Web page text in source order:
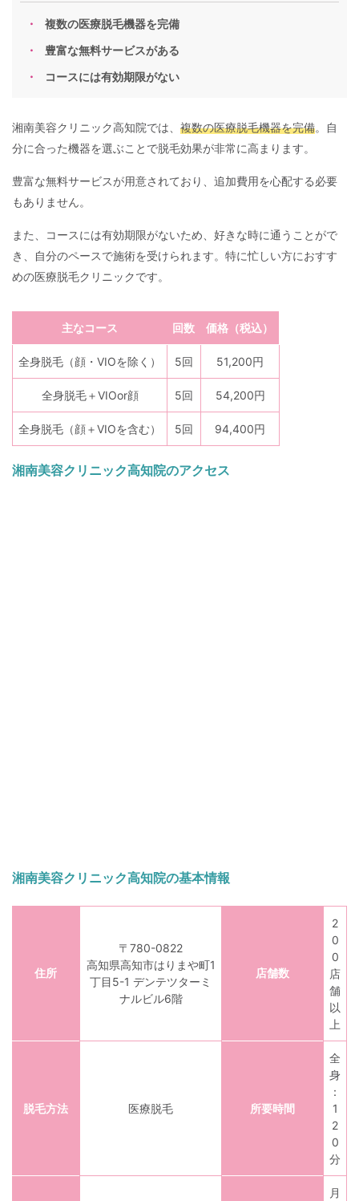
複数の医療脱毛機器を完備
豊富な無料サービスがある
コースには有効期限がない
湘南美容クリニック高知院では、 複数の医療脱毛機器を完備。自
分に合った機器を選ぶことで脱毛効果が非常に高まります。
豊富な無料サービスが用意されており、追加費用を心配する必要
もありません。
また、コースには有効期限がないため、好きな時に通うことがで
き、自分のペースで施術を受けられます。特に忙しい方におすす
めの医療脱毛クリニックです。
主なコース 回数 価格（税込）
全身脱毛（顔・VIOを除く） 5回 51,200円
全身脱毛＋VIOor顔 5回 54,200円
全身脱毛（顔＋VIOを含む） 5回 94,400円
湘南美容クリニック高知院のアクセス
湘南美容クリニック高知院の基本情報
住所
〒780-0822
高知県高知市はりまや町1
丁目5-1 デンテツターミ
ナルビル6階
店舗数
2
0
0
店
舗
以
上
脱毛方法 医療脱毛 所要時間
全
身
：
1
2
0
分
月